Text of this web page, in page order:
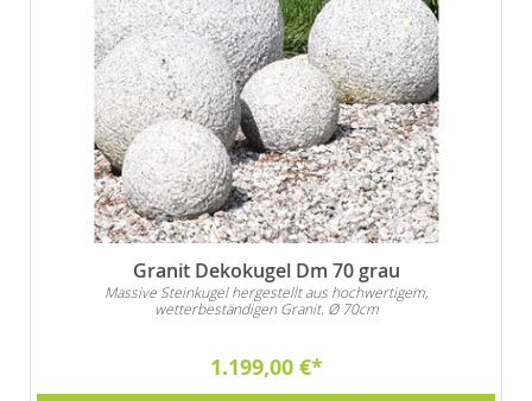
Granit Dekokugel Dm 70 grau
Massive Steinkugel hergestellt aus hochwertigem,
wetterbeständigen Granit. Ø 70cm
1.199,00 €